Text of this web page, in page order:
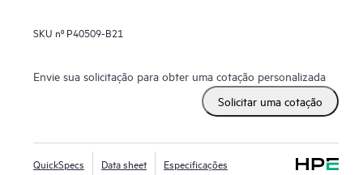
SKU nº P40509-B21
Envie sua solicitação para obter uma cotação personalizada
Solicitar uma cotação
QuickSpecs Data sheet Especificações